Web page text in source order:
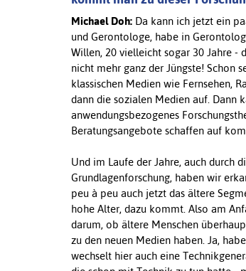
Michael Doh: Da kann ich jetzt ein
und Gerontologe, habe in
Willen, 20 vielleicht sogar 30 Jahre -
nicht mehr ganz der Jüngste! Schon
klassischen Medien wie Fernsehen,
dann die sozialen Medien auf. Dann
anwendungsbezogenes
Beratungsangebote schaffen auf
Und im Laufe der Jahre, auch durch
Grundlagenforschung, haben wir
peu à peu auch jetzt das ältere
hohe Alter, dazu kommt. Also am
darum, ob ältere Menschen
zu den neuen Medien haben. Ja,
wechselt hier auch eine